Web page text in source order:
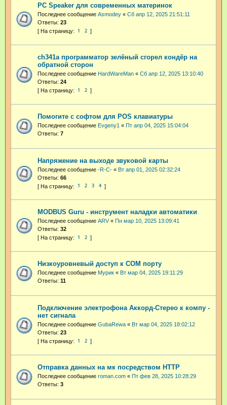
PC Speaker для современных материнок
Последнее сообщение Asmodey « Сб апр 12, 2025 21:51:11
Ответы: 23
1 2
ch341a программатор зелёный сгорел кондёр на
обратной сторон
Последнее сообщение HardWareMan « Сб апр 12, 2025 13:10:40
Ответы: 24
1 2
Помогите с софтом для POS клавиатуры
Последнее сообщение Evgeny1 « Пт апр 04, 2025 15:04:04
Ответы: 7
Напряжение на выходе звуковой карты
Последнее сообщение -R-C- « Вт апр 01, 2025 02:32:24
Ответы: 66
1 2 3 4
MODBUS Guru - инструмент наладки автоматики
Последнее сообщение ARV« Пн мар 10, 2025 13:09:41
Ответы: 32
1 2
Низкоуровневый доступ к СОМ порту
Последнее сообщение Мурик « Вт мар 04, 2025 19:11:29
Ответы: 11
Подключение электрофона Аккорд-Стерео к компу -
нет сигнала
Последнее сообщение GubaRewa « Вт мар 04, 2025 18:02:12
Ответы: 23
1 2
Отправка данных на мк посредством HTTP
Последнее сообщение roman.com « Пт фев 28, 2025 10:28:29
Ответы: 3